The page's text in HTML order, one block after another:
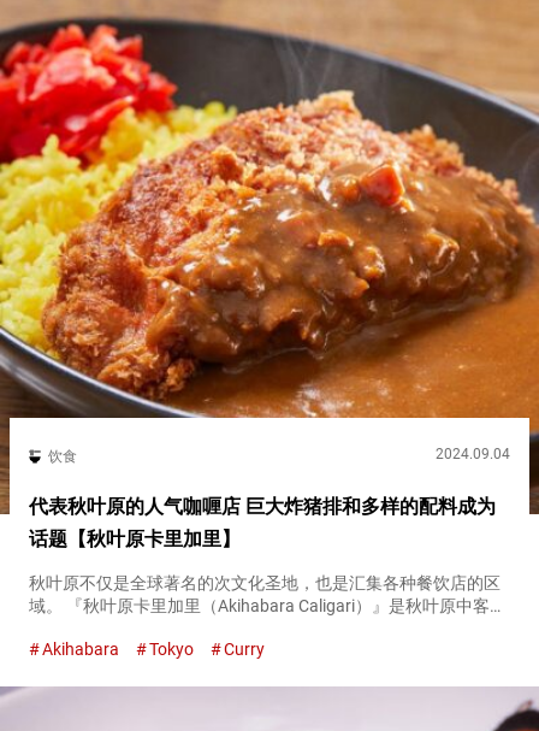
饮食 2024.09.04
代表秋叶原的人气咖喱店 巨大炸猪排和多样的配料成为
话题【秋叶原卡里加里】
秋叶原不仅是全球著名的次文化圣地，也是汇集各种餐饮店的区
域。 『秋叶原卡里加里（Akihabara Caligari）』是秋叶原中客流
餐：１,２３０日元（含税）／晚...
Akihabara Tokyo Curry